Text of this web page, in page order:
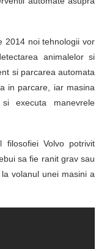
2014 noi tehnologii vor
animalelor si
si parcarea automata
in parcare, iar masina
executa manevrele
filosofiei Volvo potrivit
sa fie ranit grav sau
volanul unei masini a